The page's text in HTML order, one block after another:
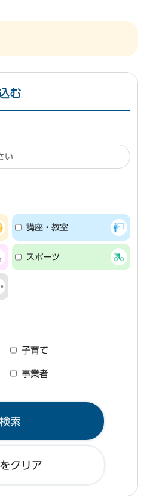
む
講座・教室
スポーツ
子育て
事業者
クリア